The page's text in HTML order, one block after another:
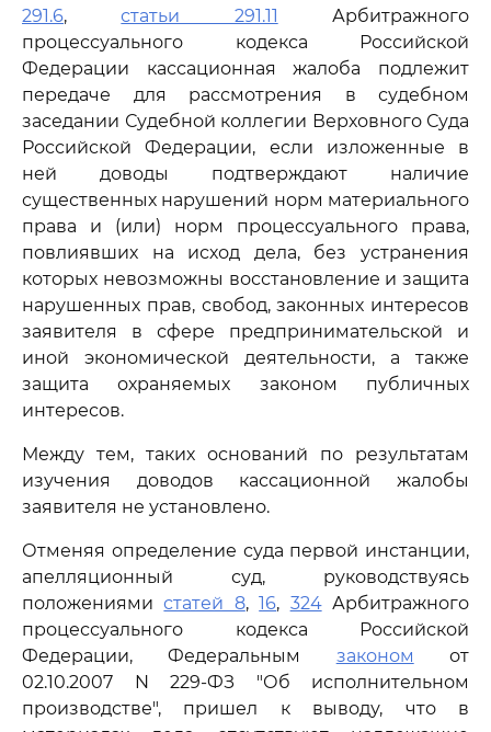
291.6,статьи 291.11 Арбитражного
процессуального кодекса Российской
Федерации кассационная жалоба подлежит
передаче для рассмотрения в судебном
заседании Судебной коллегии Верховного Суда
Российской Федерации, если изложенные в
ней доводы подтверждают наличие
существенных нарушений норм материального
права и (или) норм процессуального права,
повлиявших на исход дела, без устранения
которых невозможны восстановление и защита
нарушенных прав, свобод, законных интересов
заявителя в сфере предпринимательской и
иной экономической деятельности, а также
защита охраняемых законом публичных
интересов.
Между тем, таких оснований по результатам
изучения доводов кассационной жалобы
заявителя не установлено.
Отменяя определение суда первой инстанции,
апелляционный суд, руководствуясь
положениямистатей 8,16, 324Арбитражного
процессуального кодекса Российской
Федерации, Федеральным законом от
02.10.2007 N 229-ФЗ "Об исполнительном
производстве", пришел к выводу, что в